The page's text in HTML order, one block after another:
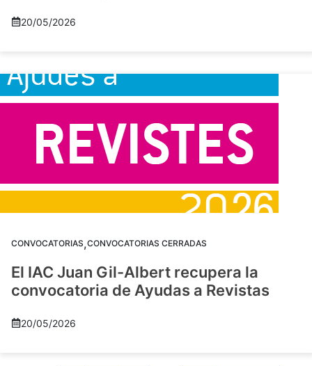
20/05/2026
CONVOCATORIAS,CONVOCATORIAS CERRADAS
El IAC Juan Gil-Albert recupera la
convocatoria de Ayudas a Revistas
20/05/2026